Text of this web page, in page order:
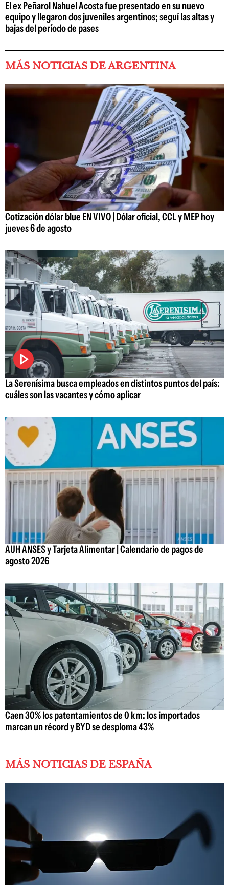
El ex Peñarol Nahuel Acosta fue presentado en su nuevo
equipo y llegaron dos juveniles argentinos; seguí las altas y
bajas del período de pases
MÁS NOTICIAS DE ARGENTINA
Cotización dólar blue EN VIVO | Dólar oficial, CCL y MEP hoy
jueves 6 de agosto
La Serenísima busca empleados en distintos puntos del país:
cuáles son las vacantes y cómo aplicar
AUH ANSES y Tarjeta Alimentar | Calendario de pagos de
agosto 2026
Caen 30% los patentamientos de 0 km: los importados
marcan un récord y BYD se desploma 43%
MÁS NOTICIAS DE ESPAÑA